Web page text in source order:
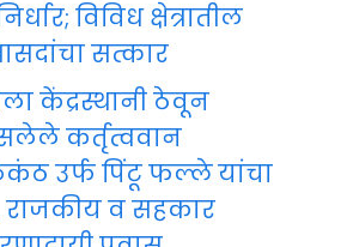
विविध क्षेत्रातील
सत्कार
केंद्रस्थानी ठेवून
कर्तृत्ववान
उर्फ पिंटू फल्ले यांचा
राजकीय व सहकार